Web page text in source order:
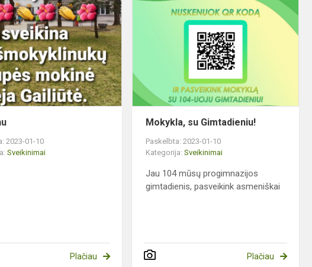
Sveikinu
2023-01-10
Sveikinimai
Plačiau
su
Mokykla, su Gimtadieniu!
Paskelbta: 2023-01-10
Kategorija:Sveikinimai
Jau 104 mūsų progimnazijos
gimtadienis, pasveikink asmeniškai
Plačiau